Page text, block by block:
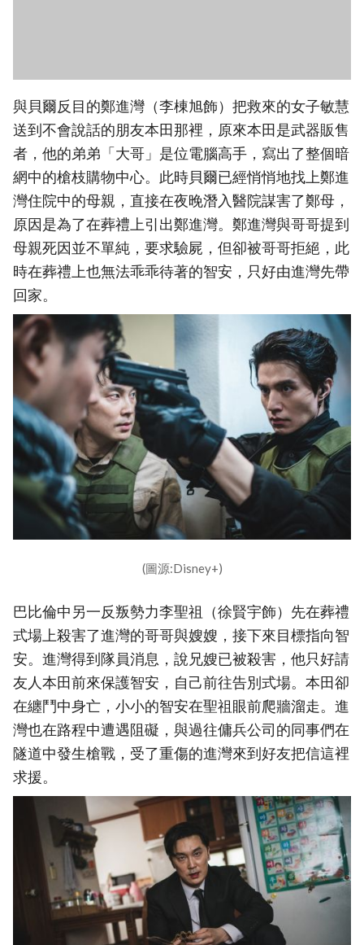
與貝爾反目的鄭進灣（李棟旭飾）把救來的女子敏慧
送到不會說話的朋友本田那裡，原來本田是武器販售
者，他的弟弟「大哥」是位電腦高手，寫出了整個暗
網中的槍枝購物中心。此時貝爾已經悄悄地找上鄭進
灣住院中的母親，直接在夜晚潛入醫院謀害了鄭母，
原因是為了在葬禮上引出鄭進灣。鄭進灣與哥哥提到
母親死因並不單純，要求驗屍，但卻被哥哥拒絕，此
時在葬禮上也無法乖乖待著的智安，只好由進灣先帶
回家。
(圖源:Disney+)
巴比倫中另一反叛勢力李聖祖（徐賢宇飾）先在葬禮
式場上殺害了進灣的哥哥與嫂嫂，接下來目標指向智
安。進灣得到隊員消息，說兄嫂已被殺害，他只好請
友人本田前來保護智安，自己前往告別式場。本田卻
在纏鬥中身亡，小小的智安在聖祖眼前爬牆溜走。進
灣也在路程中遭遇阻礙，與過往傭兵公司的同事們在
隧道中發生槍戰，受了重傷的進灣來到好友把信這裡
求援。